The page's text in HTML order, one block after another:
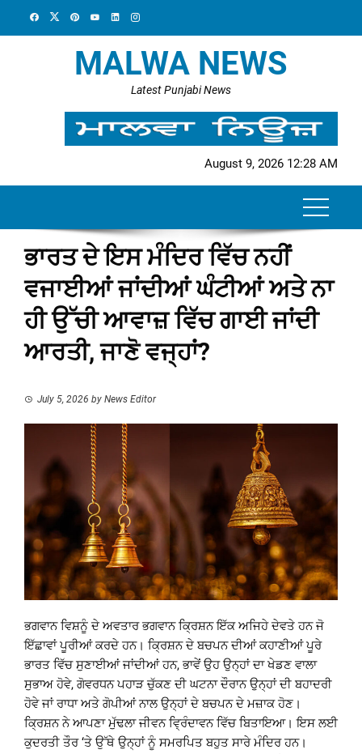
MALWA NEWS
Latest Punjabi News
August 9, 2026 12:28 AM
ਭਾਰਤ ਦੇ ਇਸ ਮੰਦਿਰ ਵਿੱਚ ਨਹੀਂ
ਵਜਾਈਆਂ ਜਾਂਦੀਆਂ ਘੰਟੀਆਂ ਅਤੇ ਨਾ
ਹੀ ਉੱਚੀ ਆਵਾਜ਼ ਵਿੱਚ ਗਾਈ ਜਾਂਦੀ
ਆਰਤੀ, ਜਾਣੋ ਵਜ੍ਹਾਂ?
July 5, 2026 by News Editor
ਭਗਵਾਨ ਵਿਸ਼ਨੂੰ ਦੇ ਅਵਤਾਰ ਭਗਵਾਨ ਕ੍ਰਿਸ਼ਨ ਇੱਕ ਅਜਿਹੇ ਦੇਵਤੇ ਹਨ ਜੋ
ਇੱਛਾਵਾਂ ਪੂਰੀਆਂ ਕਰਦੇ ਹਨ। ਕ੍ਰਿਸ਼ਨ ਦੇ ਬਚਪਨ ਦੀਆਂ ਕਹਾਣੀਆਂ ਪੂਰੇ
ਭਾਰਤ ਵਿੱਚ ਸੁਣਾਈਆਂ ਜਾਂਦੀਆਂ ਹਨ, ਭਾਵੇਂ ਉਹ ਉਨ੍ਹਾਂ ਦਾ ਖੇਡਣ ਵਾਲਾ
ਸੁਭਾਅ ਹੋਵੇ, ਗੋਵਰਧਨ ਪਹਾੜ ਚੁੱਕਣ ਦੀ ਘਟਨਾ ਦੌਰਾਨ ਉਨ੍ਹਾਂ ਦੀ ਬਹਾਦਰੀ
ਹੋਵੇ ਜਾਂ ਰਾਧਾ ਅਤੇ ਗੋਪੀਆਂ ਨਾਲ ਉਨ੍ਹਾਂ ਦੇ ਬਚਪਨ ਦੇ ਮਜ਼ਾਕ ਹੋਣ।
ਕ੍ਰਿਸ਼ਨ ਨੇ ਆਪਣਾ ਮੁੱਢਲਾ ਜੀਵਨ ਵ੍ਰਿੰਦਾਵਨ ਵਿੱਚ ਬਿਤਾਇਆ। ਇਸ ਲਈ
ਕੁਦਰਤੀ ਤੌਰ ‘ਤੇ ਉੱਥੇ ਉਨ੍ਹਾਂ ਨੂੰ ਸਮਰਪਿਤ ਬਹੁਤ ਸਾਰੇ ਮੰਦਿਰ ਹਨ।